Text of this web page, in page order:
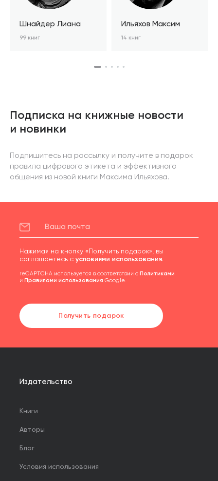
Шнайдер Лиана
99 книг
Ильяхов Максим
14 книг
Подписка на книжные новости
и новинки
Подпишитесь на рассылку и получите в подарок
правила цифрового этикета и эффективного
общения из новой книги Максима Ильяхова.
Нажимая на кнопку «Получить подарок», вы
соглашаетесь с условиями использования.
reCAPTCHA используется в соответствии с Политиками
и Правилами использования Google.
Получить подарок
Издательство
Книги
Авторы
Блог
Условия использования